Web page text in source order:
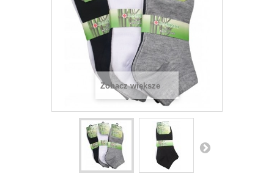
Zobacz większe